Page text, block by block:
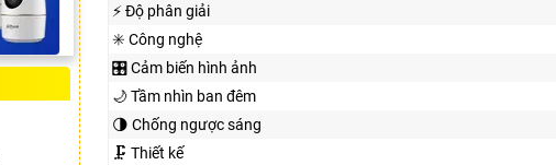
️⚡ Độ phân giải
✳️ Công nghệ
🎛 Cảm biến hình ảnh
🌙 Tầm nhìn ban đêm
🌗 Chống ngược sáng
🗜️ Thiết kế